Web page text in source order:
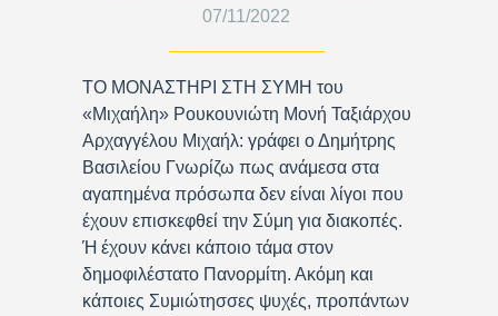
07/11/2022
ΤΟ ΜΟΝΑΣΤΗΡΙ ΣΤΗ ΣΥΜΗ του
«Μιχαήλη» Ρουκουνιώτη Μονή Ταξιάρχου
Αρχαγγέλου Μιχαήλ: γράφει ο Δημήτρης
Βασιλείου Γνωρίζω πως ανάμεσα στα
αγαπημένα πρόσωπα δεν είναι λίγοι που
έχουν επισκεφθεί την Σύμη για διακοπές.
Ή έχουν κάνει κάποιο τάμα στον
δημοφιλέστατο Πανορμίτη. Ακόμη και
κάποιες Συμιώτησσες ψυχές, προπάντων